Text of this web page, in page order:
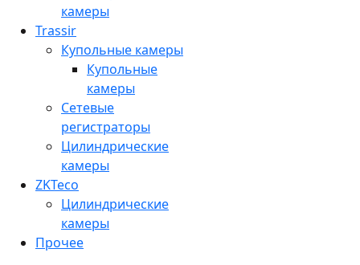
камеры
Trassir
Купольные камеры
Купольные
камеры
Сетевые
регистраторы
Цилиндрические
камеры
ZKTeco
Цилиндрические
камеры
Прочее